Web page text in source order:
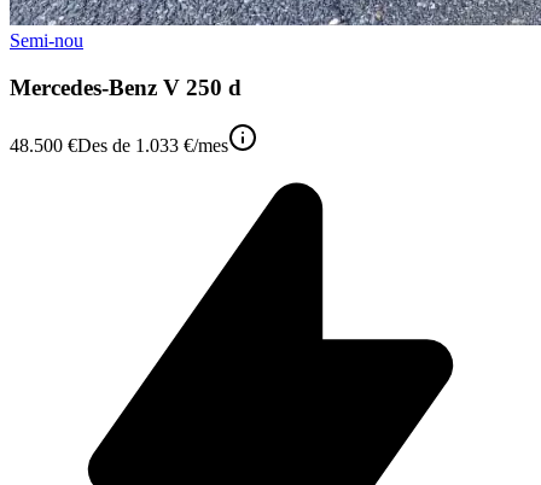
Semi-nou
Mercedes-Benz V 250 d
48.500 €Des de 1.033 €/mes